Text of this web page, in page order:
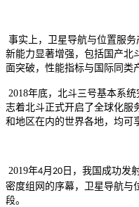
事实上，卫星导航与位置服
新能力显著增强，包括国产北
面突破，性能指标与国际同类
2018年底，北斗三号基本系
志着北斗正式开启了全球化服
和地区在内的世界各地，均可
2019年4月 20 日，我国成功发
密度组网的序幕，卫星导航与
段。